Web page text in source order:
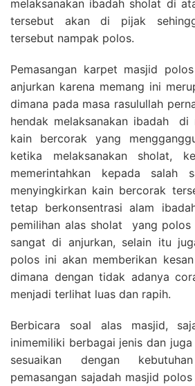
melaksanakan ibadah sholat di
tersebut akan di pijak
tersebut nampak polos.
Pemasangan karpet masjid
anjurkan karena memang ini
dimana pada masa rasulullah
hendak melaksanakan ibadah di
kain bercorak yang
ketika melaksanakan sholat,
memerintahkan kepada salah
menyingkirkan kain bercorak
tetap berkonsentrasi alam
pemilihan alas sholat yang
sangat di anjurkan, selain itu
polos ini akan memberikan
dimana dengan tidak adanya
menjadi terlihat luas dan rapih.
Berbicara soal alas masjid,
inimemiliki berbagai jenis dan
sesuaikan dengan
pemasangan sajadah masjid